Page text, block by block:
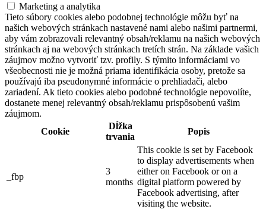
Marketing a analytika
Tieto súbory cookies alebo podobnej technológie môžu byť na
našich webových stránkach nastavené nami alebo našimi partnermi,
aby vám zobrazovali relevantný obsah/reklamu na našich webových
stránkach aj na webových stránkach tretích strán. Na základe vašich
záujmov možno vytvoriť tzv. profily. S týmito informáciami vo
všeobecnosti nie je možná priama identifikácia osoby, pretože sa
používajú iba pseudonymné informácie o prehliadači, alebo
zariadení. Ak tieto cookies alebo podobné technológie nepovolíte,
dostanete menej relevantný obsah/reklamu prispôsobenú vašim
záujmom.
Cookie
Dĺžka
trvania
Popis
_fbp
3
months
This cookie is set by Facebook
to display advertisements when
either on Facebook or on a
digital platform powered by
Facebook advertising, after
visiting the website.